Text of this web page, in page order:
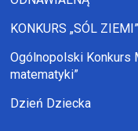
KONKURS „SÓL ZIEMI”
Ogólnopolski Konkurs
matematyki”
Dzień Dziecka